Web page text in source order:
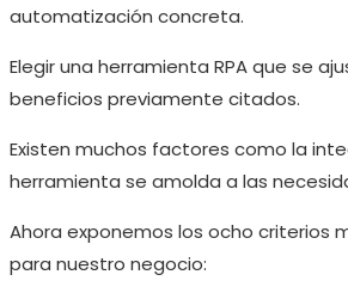
automatización concreta.
Elegir una herramienta RPA que se
beneficios previamente citados.
Existen muchos factores como la
herramienta se amolda a las
Ahora exponemos los ocho criterios
para nuestro negocio: